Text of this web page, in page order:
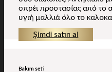
σπρέι προστασίας από το
υγιή μαλλιά όλο το
Şimdi satın al
Bakım seti